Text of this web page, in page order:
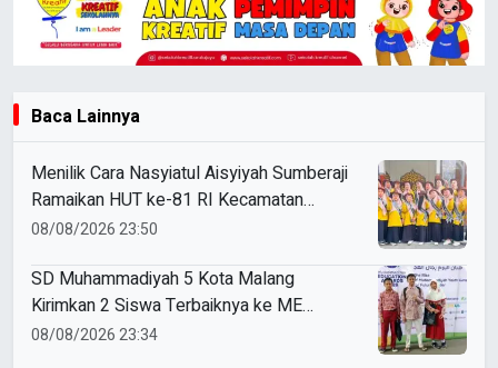
Baca Lainnya
Menilik Cara Nasyiatul Aisyiyah Sumberaji
Ramaikan HUT ke-81 RI Kecamatan
Sukodadi
08/08/2026 23:50
SD Muhammadiyah 5 Kota Malang
Kirimkan 2 Siswa Terbaiknya ke ME
Award 2026
08/08/2026 23:34